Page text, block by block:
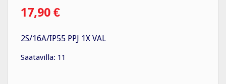
17,90 €
2S/16A/IP55 PPJ 1X VAL
Saatavilla: 11